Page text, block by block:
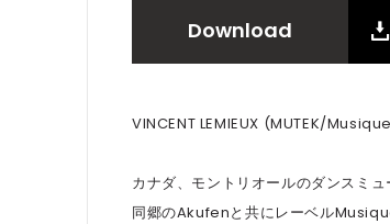
Download
VINCENT LEMIEUX (MUTEK/
カナダ、モントリオールのダンスミ
同郷のAkufenと共にレーベル